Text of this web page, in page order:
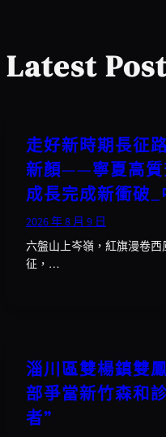
Latest
走好新時期長征
新顏——寧夏高質
成長完成新衝破_
2026 年 8 月 9 日
六盤山上岑嶺，紅旗漫卷
征，…
淄川區雙楊鎮雙
部爭當新竹森和
者”